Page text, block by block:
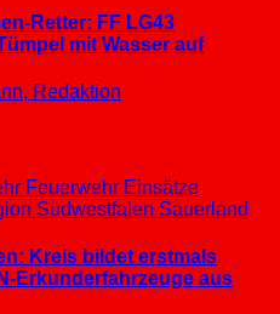
Retter: FF LG43
mit Wasser auf
Redaktion
Feuerwehr Einsätze
Südwestfalen Sauerland
Kreis bildet erstmals
Erkunderfahrzeuge aus